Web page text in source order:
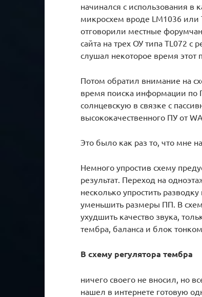
начинался с использования в
микросхем вроде LM1036 или
отговорили местные
сайта на трех ОУ типа TL072
слушал некоторое время этот
Потом обратил внимание на
время поиска информации по
солнцевскую в связке с
высококачественного ПУ от
Это было как раз то, что мне
Немного упростив схему
результат. Переход на
несколько упростить
уменьшить размеры ПП. В
ухудшить качество звука,
тембра, баланса и блок
В схему регулятора тембра
ничего своего не вносил, но
нашел в интернете готовую